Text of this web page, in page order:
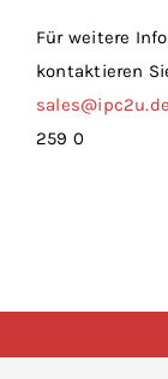
Für weitere
kontaktieren
sales@ipc2u.de
259 0
Copyright 2024 |